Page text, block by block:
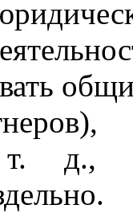
д., а